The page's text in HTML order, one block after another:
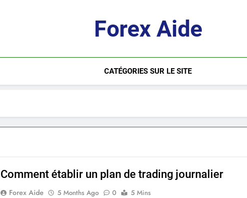
Forex Aide
CATÉGORIES SUR LE SITE
Comment établir un plan de trading journalier
Forex Aide 5 Months Ago 0
5 Mins